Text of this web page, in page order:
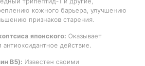
кожного барьера, улучшению
признаков старения.
японского: Оказывает
действие.
B5): Известен своими